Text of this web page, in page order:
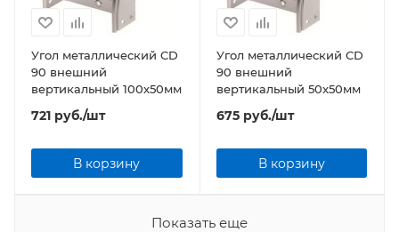
Угол металлический CD
90 внешний
вертикальный 100x50мм
721 руб./шт
В корзину
Угол металлический CD
90 внешний
вертикальный 50x50мм
675руб./шт
В корзину
Показать еще